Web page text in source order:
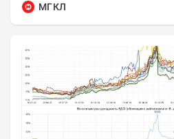
МГКЛ